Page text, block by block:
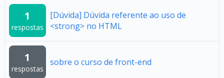
1
respostas
[Dúvida] Dúvida referente ao uso de
<strong> no HTML
1
respostas
sobre o curso de front-end